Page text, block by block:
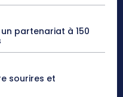
partenariat à 150
sourires et